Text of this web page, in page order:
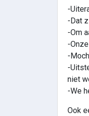
-
-Dat
-Om
-
-
-
niet
-We
Ook